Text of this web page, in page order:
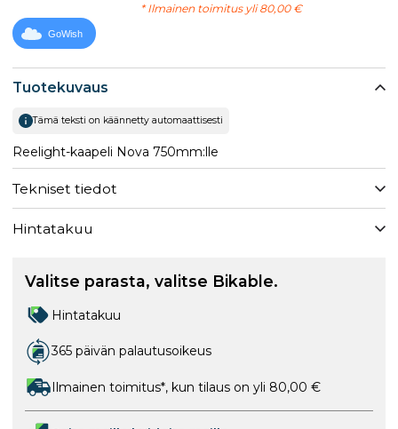
Tuotekuvaus
Tämä teksti on käännetty automaattisesti
Reelight-kaapeli Nova 750mm:lle
Tekniset tiedot
Hintatakuu
* Ilmainen toimitus yli 80,00 €
GoWish
Valitse parasta, valitse Bikable.
Hintatakuu
365 päivän palautusoikeus
Ilmainen toimitus*, kun tilaus on yli 80,00 €